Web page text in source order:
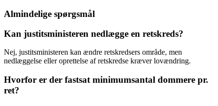
Almindelige spørgsmål
Kan justitsministeren nedlægge en retskreds?
Nej, justitsministeren kan ændre retskredsers område, men
nedlæggelse eller oprettelse af retskredse kræver lovændring.
Hvorfor er der fastsat minimumsantal dommere pr.
ret?